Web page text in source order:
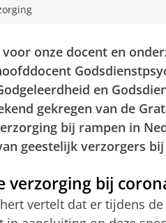
voor onze docent en
en
gekregen van de
bij rampen in
geestelijk verzorgers bij
verzorging bij
vertelt dat er tijdens